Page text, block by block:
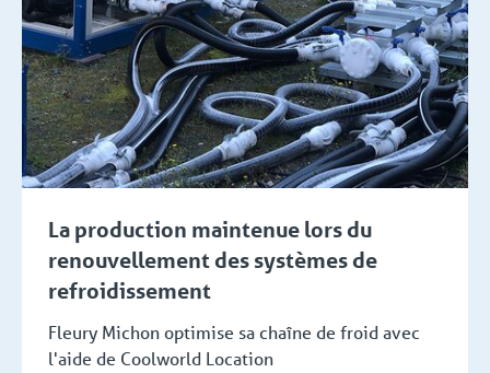
La production maintenue lors du
renouvellement des systèmes de
refroidissement
Fleury Michon optimise sa chaîne de froid avec
l'aide de Coolworld Location